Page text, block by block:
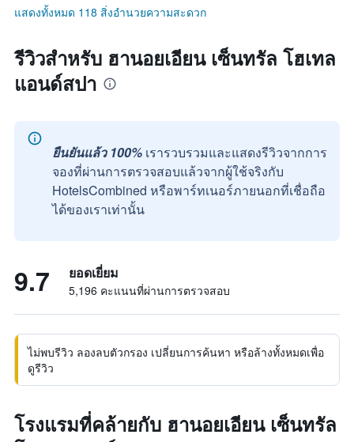
แสดงทั้งหมด 118 สิ่งอำนวยความสะดวก
รีวิวสำหรับ ฮานอยเอียน เซ็นทรัล โฮเทล
แอนด์สปา
ยืนยันแล้ว 100% เรารวบรวมและแสดงรีวิวจากการ
จองที่ผ่านการตรวจสอบแล้วจากผู้ใช้จริงกับ
HotelsCombined หรือพาร์ทเนอร์ภายนอกที่เชื่อถือ
ได้ของเราเท่านั้น
9.7 ยอดเยี่ยม
5,196 คะแนนที่ผ่านการตรวจสอบ
ไม่พบรีวิว ลองลบตัวกรอง เปลี่ยนการค้นหา หรือล้างทั้งหมดเพื่อ
ดูรีวิว
โรงแรมที่คล้ายกับ ฮานอยเอียน เซ็นทรัล